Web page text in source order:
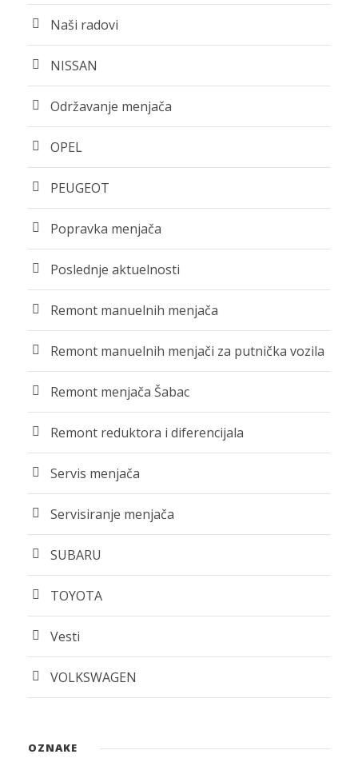
Naši radovi
NISSAN
Održavanje menjača
OPEL
PEUGEOT
Popravka menjača
Poslednje aktuelnosti
Remont manuelnih menjača
Remont manuelnih menjači za putnička vozila
Remont menjača Šabac
Remont reduktora i diferencijala
Servis menjača
Servisiranje menjača
SUBARU
TOYOTA
Vesti
VOLKSWAGEN
OZNAKE